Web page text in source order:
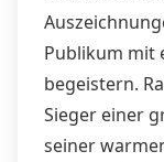
Publikum mit
begeistern.
Sieger einer
seiner